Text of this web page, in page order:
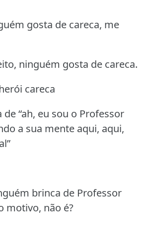
gosta de careca, me
ninguém gosta de careca.
careca
“ah, eu sou o Professor
a sua mente aqui, aqui,
brinca de Professor
motivo, não é?